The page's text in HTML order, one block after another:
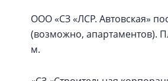
ООО «СЗ «ЛСР. Автовская»
(возможно, апартаментов).
м.